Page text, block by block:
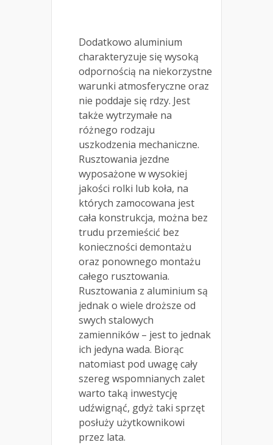
Dodatkowo aluminium
charakteryzuje się wysoką
odpornością na niekorzystne
warunki atmosferyczne oraz
nie poddaje się rdzy. Jest
także wytrzymałe na
różnego rodzaju
uszkodzenia mechaniczne.
Rusztowania jezdne
wyposażone w wysokiej
jakości rolki lub koła, na
których zamocowana jest
cała konstrukcja, można bez
trudu przemieścić bez
konieczności demontażu
oraz ponownego montażu
całego rusztowania.
Rusztowania z aluminium są
jednak o wiele droższe od
swych stalowych
zamienników – jest to jednak
ich jedyna wada. Biorąc
natomiast pod uwagę cały
szereg wspomnianych zalet
warto taką inwestycję
udźwignąć, gdyż taki sprzęt
posłuży użytkownikowi
przez lata.